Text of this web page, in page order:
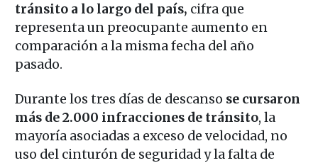
tránsito a lo largo del país, cifra que
representa un preocupante aumento en
comparación a la misma fecha del año
pasado.
Durante los tres días de descanso se cursaron
más de 2.000 infracciones de tránsito, la
mayoría asociadas a exceso de velocidad, no
uso del cinturón de seguridad y la falta de